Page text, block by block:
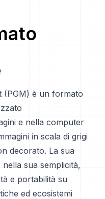
(PGM) è un formato
e nella computer
in scala di grigi
decorato. La sua
sua semplicità,
e portabilità su
ed ecosistemi